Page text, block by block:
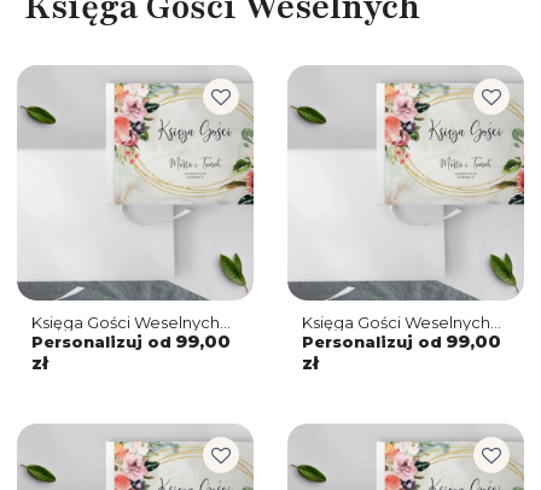
Księga Gości Weselnych
Spring Love Motyw 7
Personalizuj od 99,00
zł
Księga Gości Weselnych
Spring Love Motyw 6
Personalizuj od 99,00
zł